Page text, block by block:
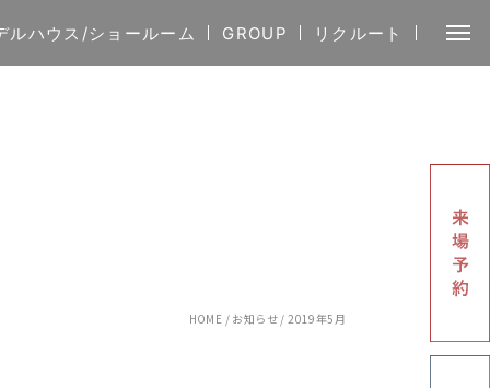
ルハウス/ショールーム GROUP リクルート
HOME / お知らせ/2019年5月